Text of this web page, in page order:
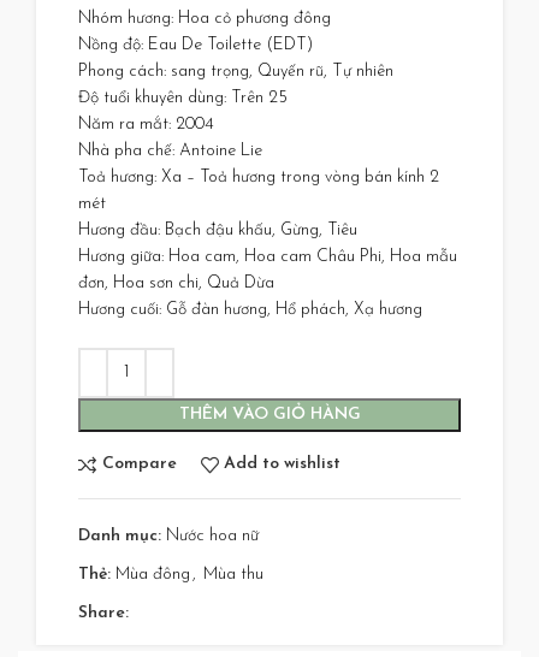
Nhóm hương: Hoa cỏ phương đông
Nồng độ: Eau De Toilette (EDT)
Phong cách: sang trọng, Quyến rũ, Tự nhiên
Độ tuổi khuyên dùng: Trên 25
Năm ra mắt: 2004
Nhà pha chế: Antoine Lie
Toả hương: Xa – Toả hương trong vòng bán kính 2
mét
Hương đầu: Bạch đậu khấu, Gừng, Tiêu
Hương giữa: Hoa cam, Hoa cam Châu Phi, Hoa mẫu
đơn, Hoa sơn chi, Quả Dừa
Hương cuối: Gỗ đàn hương, Hổ phách, Xạ hương
THÊM VÀO GIỎ HÀNG
Compare Add to wishlist
Danh mục: Nước hoa nữ
Thẻ: Mùa đông , Mùa thu
Share: